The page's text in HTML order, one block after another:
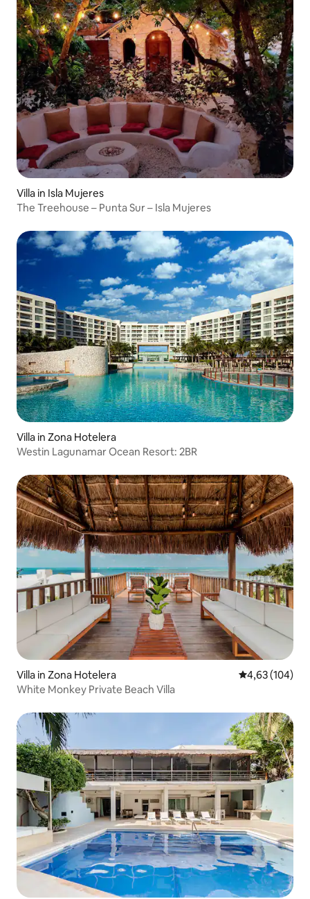
Villa in Isla Mujeres
The Treehouse – Punta Sur – Isla Mujeres
Villa in Zona Hotelera
Westin Lagunamar Ocean Resort: 2BR
Villa in Zona Hotelera Gemiddelde
4,63 (104)
White Monkey Private Beach Villa